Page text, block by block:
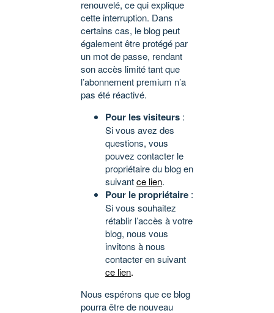
renouvelé, ce qui explique
cette interruption. Dans
certains cas, le blog peut
également être protégé par
un mot de passe, rendant
son accès limité tant que
l’abonnement premium n’a
pas été réactivé.
Pour les visiteurs :
Si vous avez des
questions, vous
pouvez contacter le
propriétaire du blog en
suivantce lien.
Pour le propriétaire :
Si vous souhaitez
rétablir l’accès à votre
blog, nous vous
invitons à nous
contacter en suivant
ce lien.
Nous espérons que ce blog
pourra être de nouveau